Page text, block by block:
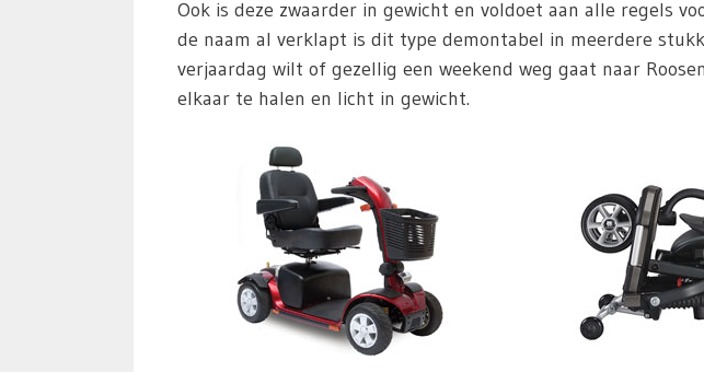
Ook is deze zwaarder in gewicht en voldoet aan alle regels
de naam al verklapt is dit type demontabel in meerdere
verjaardag wilt of gezellig een weekend weg gaat naar
elkaar te halen en licht in gewicht.